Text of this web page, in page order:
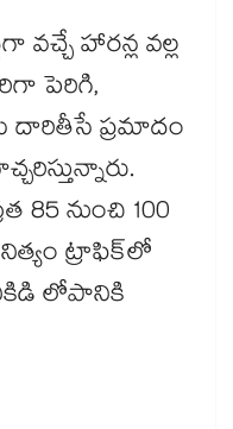
వచ్చే హారన్ల వల్ల
పెరిగి,
దారితీసే ప్రమాదం
85 నుంచి 100
ట్రాఫిక్‌‌లో
లోపానికి